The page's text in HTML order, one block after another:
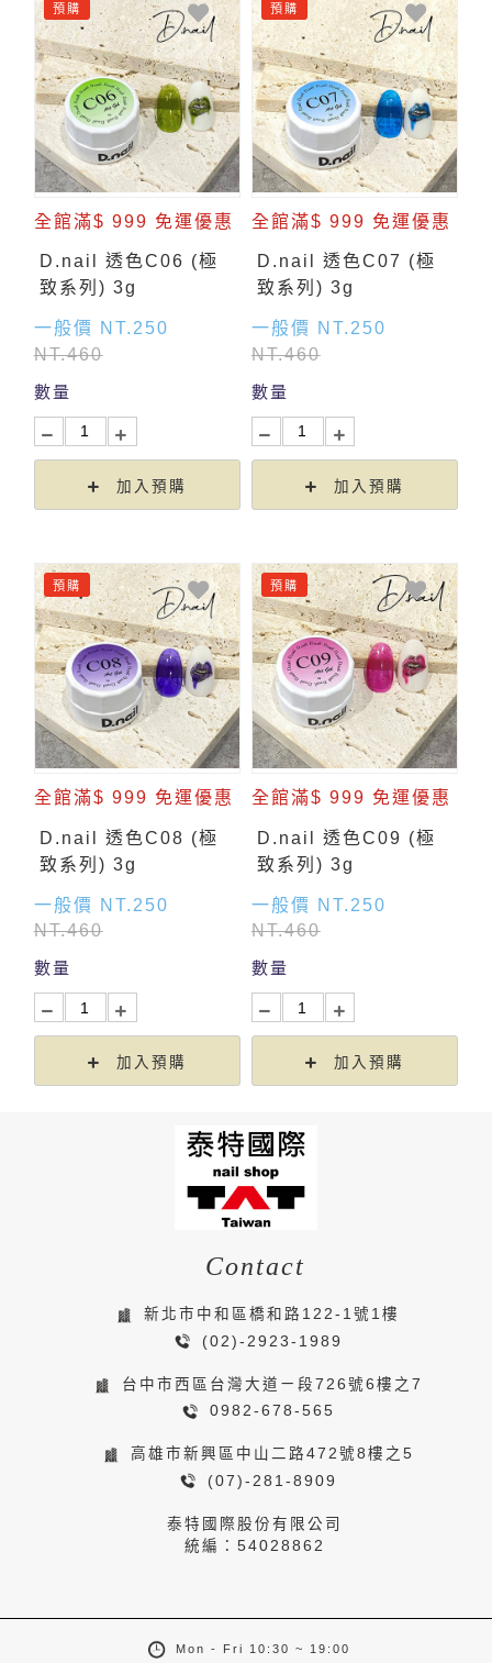
預購
全館滿$ 999 免運優惠
D.nail 透色C06 (極
致系列) 3g
一般價 NT.250
NT.460
數量
加入預購
預購
全館滿$ 999 免運優惠
D.nail 透色C07 (極
致系列) 3g
一般價 NT.250
NT.460
數量
加入預購
預購
全館滿$ 999 免運優惠
D.nail 透色C08 (極
致系列) 3g
一般價 NT.250
NT.460
數量
加入預購
預購
全館滿$ 999 免運優惠
D.nail 透色C09 (極
致系列) 3g
一般價 NT.250
NT.460
數量
加入預購
Contact
新北市中和區橋和路122-1號1樓
(02)-2923-1989
台中市西區台灣大道ㄧ段726號6樓之7
0982-678-565
高雄市新興區中山二路472號8樓之5
(07)-281-8909
泰特國際股份有限公司
統編：54028862
Mon - Fri 10:30 ~ 19:00